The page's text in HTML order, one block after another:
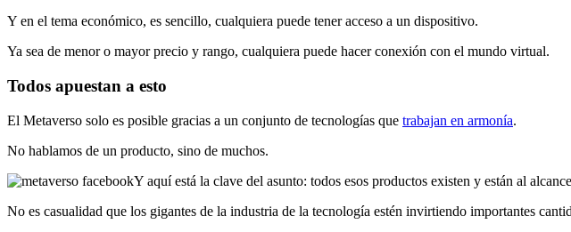
Y en el tema económico, es sencillo, cualquiera puede tener acceso a un dispositivo.
Ya sea de menor o mayor precio y rango, cualquiera puede hacer conexión con el mundo virtual.
Todos apuestan a esto
El Metaverso solo es posible gracias a un conjunto de tecnologías que trabajan en armonía.
No hablamos de un producto, sino de muchos.
Y aquí está la clave del asunto: todos esos productos existen y están al
No es casualidad que los gigantes de la industria de la tecnología estén invirtiendo importantes